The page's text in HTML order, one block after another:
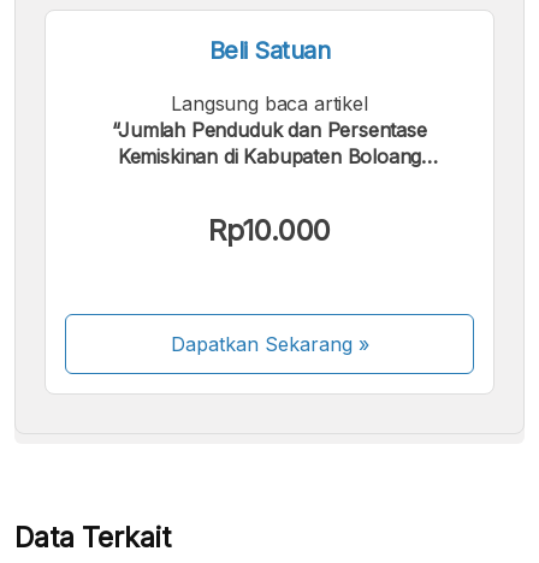
Beli Satuan
Langsung baca artikel
“Jumlah Penduduk dan Persentase
Kemiskinan di Kabupaten Boloang
Rp10.000
Dapatkan Sekarang»
Beberapa metode pembayaran masih dalam
Data Terkait